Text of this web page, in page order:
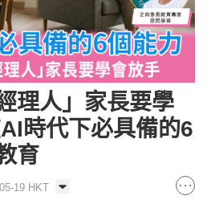
理人」家長要學
時代下必具備的6
育
19 HKT